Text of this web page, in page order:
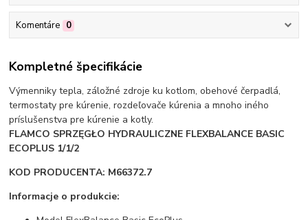
Komentáre 0
Kompletné špecifikácie
Výmenniky tepla, záložné zdroje ku kotlom, obehové čerpadlá,
termostaty pre kúrenie, rozdeľovače kúrenia a mnoho iného
príslušenstva pre kúrenie a kotly.
FLAMCO SPRZĘGŁO HYDRAULICZNE FLEXBALANCE BASIC
ECOPLUS 1/1/2
KOD PRODUCENTA: M66372.7
Informacje o produkcie: